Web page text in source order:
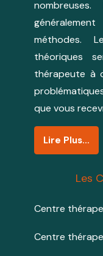
méthodes.
théoriques
thérapeute à
que vous
Lire Plus…
Les
Centre
Centre